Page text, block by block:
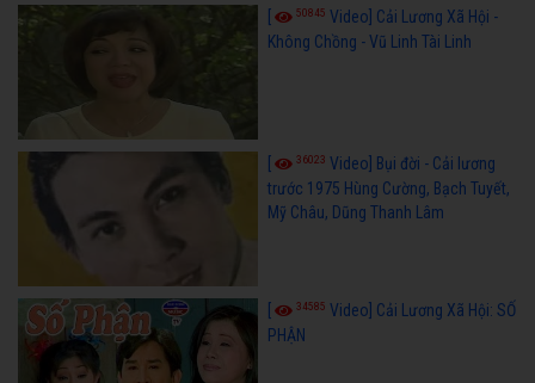
50845 Video] Cải Lương Xã Hội -
Không Chồng - Vũ Linh Tài Linh
36023 Video] Bụi đời - Cải lương
trước 1975 Hùng Cường, Bạch Tuyết,
Mỹ Châu, Dũng Thanh Lâm
34585 Video] Cải Lương Xã Hội: SỐ
PHẬN